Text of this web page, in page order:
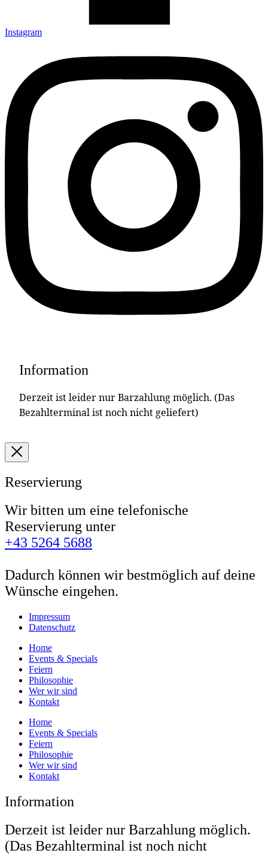
Instagram
Information
Derzeit ist leider nur Barzahlung möglich. (Das
Bezahlterminal ist noch nicht geliefert)
Reservierung
Wir bitten um eine telefonische
Reservierung unter
+43 5264 5688
Dadurch können wir bestmöglich auf deine
Wünsche eingehen.
Impressum
Datenschutz
Home
Events & Specials
Feiern
Philosophie
Wer wir sind
Kontakt
Home
Events & Specials
Feiern
Philosophie
Wer wir sind
Kontakt
Information
Derzeit ist leider nur Barzahlung möglich.
(Das Bezahlterminal ist noch nicht